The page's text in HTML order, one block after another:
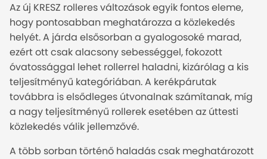
Az új KRESZ rolleres változások egyik fontos eleme,
hogy pontosabban meghatározza a közlekedés
helyét. A járda elsősorban a gyalogosoké marad,
ezért ott csak alacsony sebességgel, fokozott
óvatossággal lehet rollerrel haladni, kizárólag a kis
teljesítményű kategóriában. A kerékpárutak
továbbra is elsődleges útvonalnak számítanak, míg
a nagy teljesítményű rollerek esetében az úttesti
közlekedés válik jellemzővé.
A több sorban történő haladás csak meghatározott